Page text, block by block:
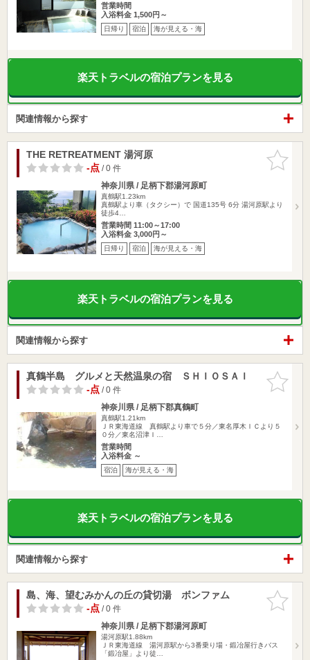
営業時間
入浴料金 1,500円～
日帰り 宿泊 海が見える・海
楽天トラベルの宿泊プランを見る
関連情報から探す
お気に入
りに追加
THE RETREATMENT 湯河原
-点/ 0 件
神奈川県 / 足柄下郡湯河原町
真鶴駅1.23km
真鶴駅より車（タクシー）で 国道135号 6分 湯河原駅より
徒歩4…
営業時間 11:00～17:00
入浴料金 3,000円～
日帰り 宿泊 海が見える・海
楽天トラベルの宿泊プランを見る
関連情報から探す
お気に入
りに追加
真鶴半島 グルメと天然温泉の宿 ＳＨＩＯＳＡＩ
-点/ 0 件
神奈川県 / 足柄下郡真鶴町
真鶴駅1.21km
ＪＲ東海道線 真鶴駅より車で５分／東名厚木ＩＣより５
０分／東名沼津Ｉ…
営業時間
入浴料金 ～
宿泊 海が見える・海
楽天トラベルの宿泊プランを見る
関連情報から探す
お気に入
りに追加
島、海、望むみかんの丘の貸切湯 ボンファム
-点/ 0 件
神奈川県 / 足柄下郡湯河原町
湯河原駅1.88km
ＪＲ東海道線 湯河原駅から3番乗り場・鍛冶屋行きバス
「鍛冶屋」より徒…